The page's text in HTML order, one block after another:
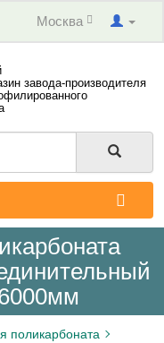
Москва
завода-производителя
поликарбоната